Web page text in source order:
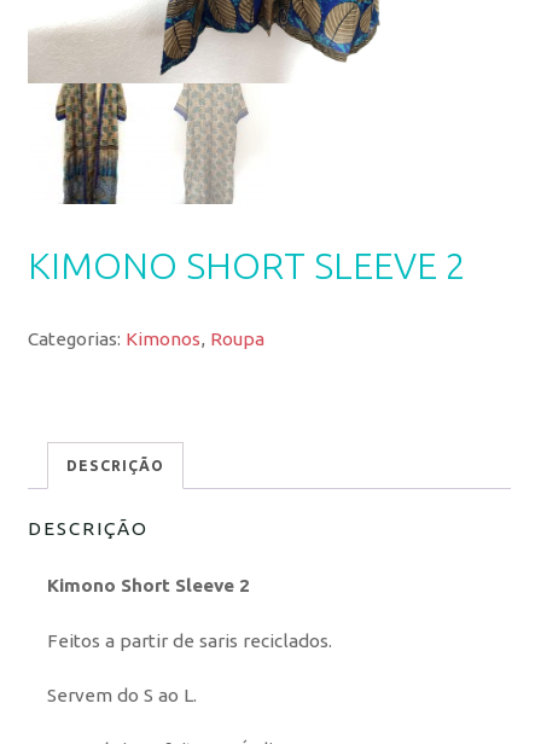
KIMONO SHORT SLEEVE 2
Categorias: Kimonos, Roupa
DESCRIÇÃO
DESCRIÇÃO
Kimono Short Sleeve 2
Feitos a partir de saris reciclados.
Servem do S ao L.